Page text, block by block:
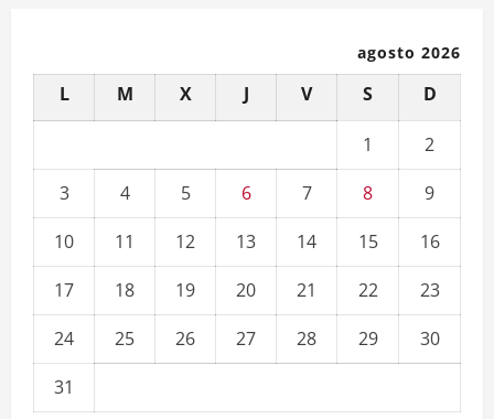
agosto 2026
L M X J V S D
1
2
3
4 5 6 7 8
9
10
11 12 13 14 15
16
17
18 19 20 21 22
23
24
25 26 27 28 29
30
31